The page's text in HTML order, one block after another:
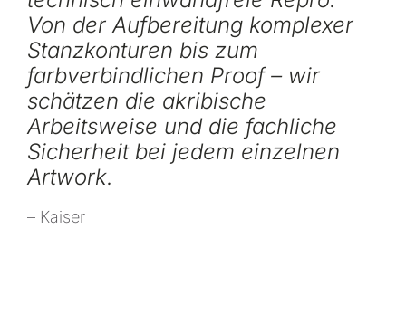
Von der Aufbereitung komplexer
Stanzkonturen bis zum
farbverbindlichen Proof – wir
schätzen die akribische
Arbeitsweise und die fachliche
Sicherheit bei jedem einzelnen
Artwork.
– Kaiser